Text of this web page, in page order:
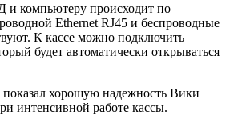
компьютеру происходит по
Ethernet RJ45 и беспроводные
К кассе можно подключить
будет автоматически открываться
хорошую надежность Вики
интенсивной работе кассы.